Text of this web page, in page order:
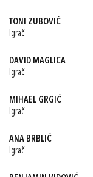
TONI ZUBOVIĆ
Igrač
DAVID MAGLICA
Igrač
MIHAEL GRGIĆ
Igrač
ANA BRBLIĆ
Igrač